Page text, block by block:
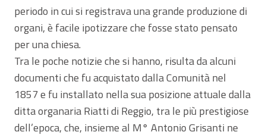
periodo in cui si registrava una grande produzione di
organi, è facile ipotizzare che fosse stato pensato
per una chiesa.
Tra le poche notizie che si hanno, risulta da alcuni
documenti che fu acquistato dalla Comunità nel
1857 e fu installato nella sua posizione attuale dalla
ditta organaria Riatti di Reggio, tra le più prestigiose
dell’epoca, che, insieme al M° Antonio Grisanti ne